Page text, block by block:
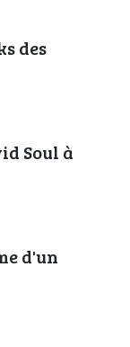
des
Soul à
d'un